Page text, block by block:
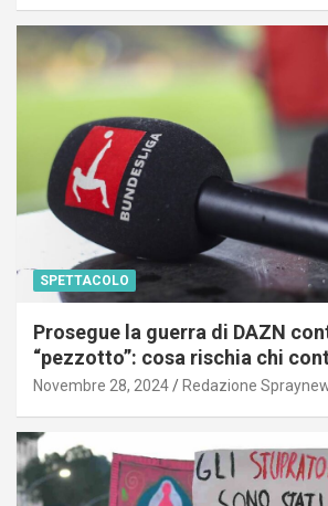
SPETTACOLO
Prosegue la guerra di DAZN
“pezzotto”: cosa rischia chi
Novembre 28, 2024 Redazione